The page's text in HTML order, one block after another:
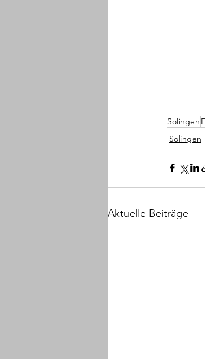
Solingen
Solingen
Aktuelle Beiträge